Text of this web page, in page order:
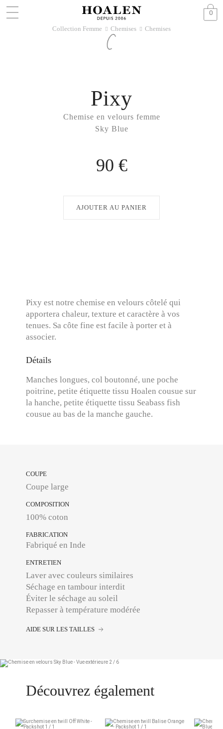
0
Collection Femme 􀆊 Chemises 􀆊 Chemises
Chemise en velours femme
Sky Blue
Pixy
90 €
AJOUTER AU PANIER
Pixy est notre chemise en velours côtelé qui
apportera chaleur, texture et caractère à vos
tenues. Sa côte fine est facile à porter et à
associer.
Détails
Manches longues, col boutonné, une poche
poitrine, petite étiquette tissu Hoalen cousue sur
la hanche, petite étiquette tissu Seabass fish
cousue au bas de la manche gauche.
COUPE
Coupe large
COMPOSITION
100% coton
FABRICATION
Fabriqué en Inde
ENTRETIEN
Laver avec couleurs similaires
Séchage en tambour interdit
Éviter le séchage au soleil
Repasser à température modérée
AIDE SUR LES TAILLES
Découvrez également